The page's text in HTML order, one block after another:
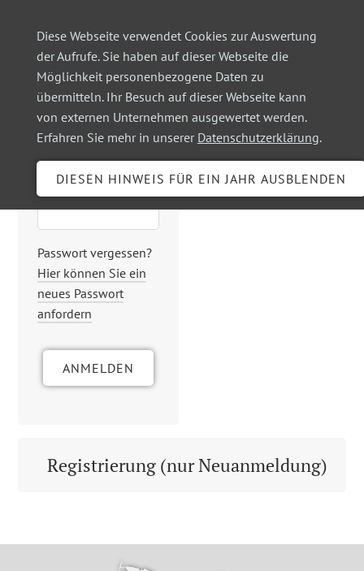
Diese Webseite verwendet Cookies zur Auswertung
der Aufrufe. Sie haben auf dieser Webseite die
Möglichkeit personenbezogene Daten zu
übermitteln. Ihr Besuch auf dieser Webseite kann
von externen Unternehmen ausgewertet werden.
Erfahren Sie mehr in unserer Datenschutzerklärung.
Login
Benutzername
Passwort
Passwort vergessen?
Hier können Sie ein
neues Passwort
anfordern
ANMELDEN
Registrierung (nur Neuanmeldung)